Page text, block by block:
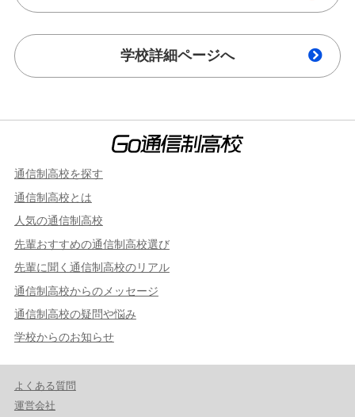
学校詳細ページへ
通信制高校を探す
通信制高校とは
人気の通信制高校
先輩おすすめの通信制高校選び
先輩に聞く通信制高校のリアル
通信制高校からのメッセージ
通信制高校の疑問や悩み
学校からのお知らせ
よくある質問
運営会社